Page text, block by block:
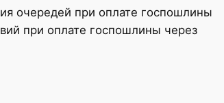
очередей при оплате госпошлины
при оплате госпошлины через